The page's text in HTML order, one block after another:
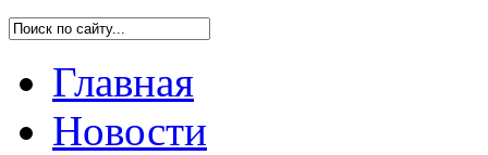
Главная
Новости